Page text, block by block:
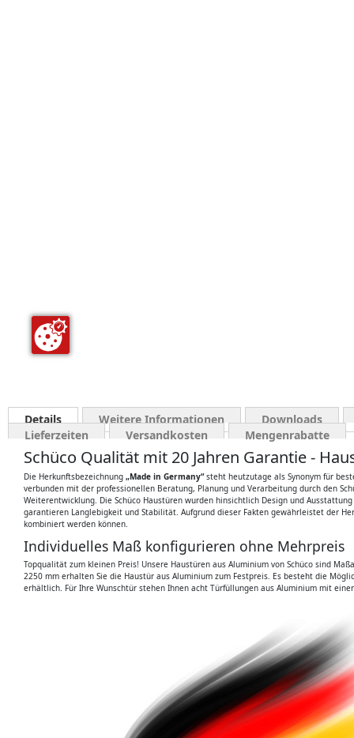
Details Weitere Informationen Downloads
Schüco Qualität mit 20 Jahren Garantie -
Die Herkunftsbezeichnung „Made in Germany“steht heutzutage als Synonym für
verbunden mit der professionellen Beratung, Planung und Verarbeitung durch den
Weiterentwicklung. Die Schüco Haustüren wurden hinsichtlich Design und
garantieren Langlebigkeit und Stabilität. Aufgrund dieser Fakten gewährleistet der
kombiniert werden können.
Individuelles Maß konfigurieren ohne Mehrpreis
Topqualität zum kleinen Preis! Unsere Haustüren aus Aluminium von Schüco sind
2250 mm erhalten Sie die Haustür aus Aluminium zum Festpreis. Es besteht die
erhältlich. Für Ihre Wunschtür stehen Ihnen acht Türfüllungen aus Aluminium mit
Lieferzeiten
Versandkosten Mengenrabatte